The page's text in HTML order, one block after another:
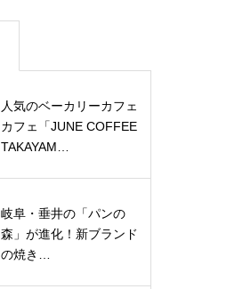
人気のベーカリーカフェ
カフェ「JUNE COFFEE
TAKAYAM…
岐阜・垂井の「パンの
森」が進化！新ブランド
の焼き…